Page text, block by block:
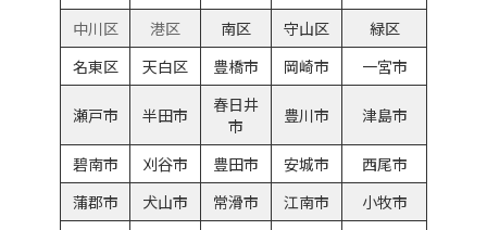
中川区 港区 南区 守山区 緑区
名東区 天白区 豊橋市 岡崎市 一宮市
瀬戸市 半田市
春日井
市
豊川市 津島市
碧南市 刈谷市 豊田市 安城市 西尾市
蒲郡市 犬山市 常滑市 江南市 小牧市